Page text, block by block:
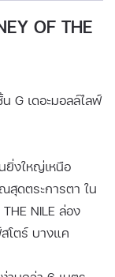
OF THE
G เดอะมอลล์ไลฟ์
ยิ่งใหญ่เหนือ
สุดตระการตา ใน
NILE ล่อง
โตร์ บางแค